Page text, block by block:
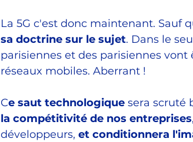
La 5G c'est donc maintenant. Sauf
sa doctrine sur le sujet. Dans le
parisiennes et des parisiennes
réseaux mobiles. Aberrant !
Ce saut technologique sera scruté
la compétitivité de nos entreprises
développeurs, et conditionnera